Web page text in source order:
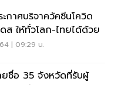
ะกาศบริจาควัคซีนโควิด
ส ให้ทั่วโลก-ไทยได้ด้วย
| 09:29 น.
ยชื่อ 35 จังหวัดที่รับผู้